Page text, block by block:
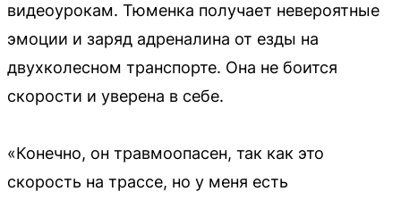
видеоурокам. Тюменка получает невероятные
эмоции и заряд адреналина от езды на
двухколесном транспорте. Она не боится
скорости и уверена в себе.
«Конечно, он травмоопасен, так как это
скорость на трассе, но у меня есть